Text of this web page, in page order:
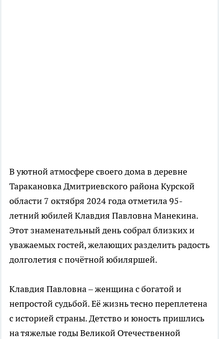
В уютной атмосфере своего дома в деревне
Таракановка Дмитриевского района Курской
области 7 октября 2024 года отметила 95-
летний юбилей Клавдия Павловна Манекина.
Этот знаменательный день собрал близких и
уважаемых гостей, желающих разделить радость
долголетия с почётной юбиляршей.
Клавдия Павловна – женщина с богатой и
непростой судьбой. Её жизнь тесно переплетена
с историей страны. Детство и юность пришлись
на тяжелые годы Великой Отечественной